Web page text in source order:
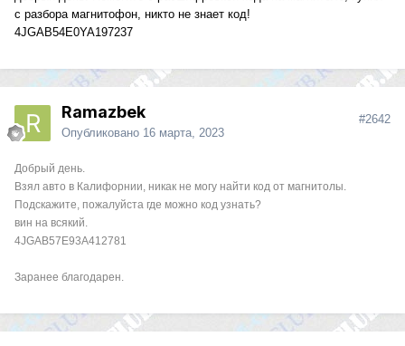
с разбора магнитофон, никто не знает код!
4JGAB54E0YA197237
Ramazbek
Опубликовано 16 марта, 2023
#2642
Добрый день.
Взял авто в Калифорнии, никак не могу найти код от магнитолы.
Подскажите, пожалуйста где можно код узнать?
вин на всякий.
4JGAB57E93A412781
Заранее благодарен.